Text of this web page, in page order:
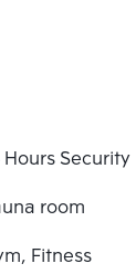
Hours Security
room
Fitness